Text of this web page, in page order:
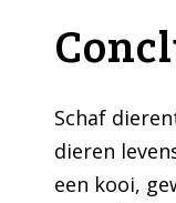
Schaf
dieren
een kooi,